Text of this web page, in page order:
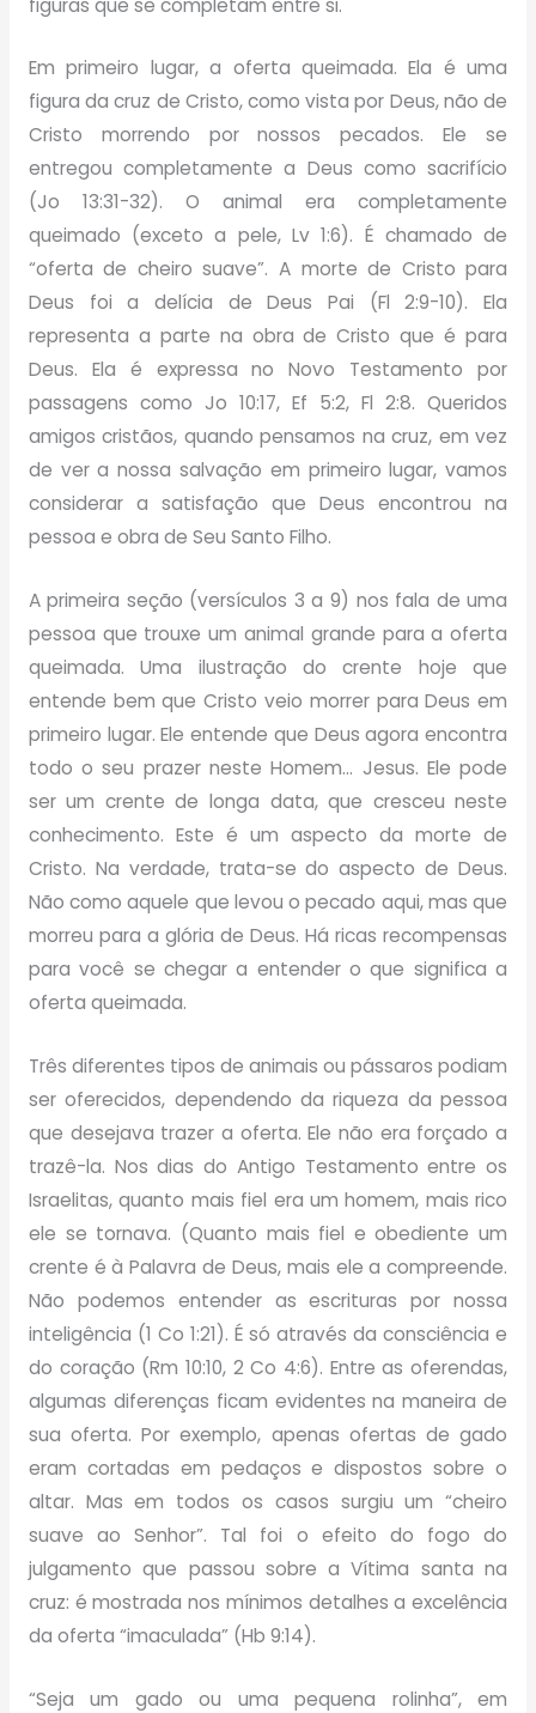
Em primeiro lugar, a oferta queimada. Ela é uma
figura da cruz de Cristo, como vista por Deus, não de
Cristo morrendo por nossos pecados. Ele se
entregou completamente a Deus como sacrifício
(Jo 13:31-32). O animal era completamente
queimado (exceto a pele, Lv 1:6). É chamado de
“oferta de cheiro suave”. A morte de Cristo para
Deus foi a delícia de Deus Pai (Fl 2:9-10). Ela
representa a parte na obra de Cristo que é para
Deus. Ela é expressa no Novo Testamento por
passagens como Jo 10:17, Ef 5:2, Fl 2:8. Queridos
amigos cristãos, quando pensamos na cruz, em vez
de ver a nossa salvação em primeiro lugar, vamos
considerar a satisfação que Deus encontrou na
pessoa e obra de Seu Santo Filho.
A primeira seção (versículos 3 a 9) nos fala de uma
pessoa que trouxe um animal grande para a oferta
queimada. Uma ilustração do crente hoje que
entende bem que Cristo veio morrer para Deus em
primeiro lugar. Ele entende que Deus agora encontra
todo o seu prazer neste Homem… Jesus. Ele pode
ser um crente de longa data, que cresceu neste
conhecimento. Este é um aspecto da morte de
Cristo. Na verdade, trata-se do aspecto de Deus.
Não como aquele que levou o pecado aqui, mas que
morreu para a glória de Deus. Há ricas recompensas
para você se chegar a entender o que significa a
oferta queimada.
Três diferentes tipos de animais ou pássaros podiam
ser oferecidos, dependendo da riqueza da pessoa
que desejava trazer a oferta. Ele não era forçado a
trazê-la. Nos dias do Antigo Testamento entre os
Israelitas, quanto mais fiel era um homem, mais rico
ele se tornava. (Quanto mais fiel e obediente um
crente é à Palavra de Deus, mais ele a compreende.
Não podemos entender as escrituras por nossa
inteligência (1 Co 1:21). É só através da consciência e
do coração (Rm 10:10, 2 Co 4:6). Entre as oferendas,
algumas diferenças ficam evidentes na maneira de
sua oferta. Por exemplo, apenas ofertas de gado
eram cortadas em pedaços e dispostos sobre o
altar. Mas em todos os casos surgiu um “cheiro
suave ao Senhor”. Tal foi o efeito do fogo do
julgamento que passou sobre a Vítima santa na
cruz: é mostrada nos mínimos detalhes a excelência
da oferta “imaculada” (Hb 9:14).
“Seja um gado ou uma pequena rolinha”, em